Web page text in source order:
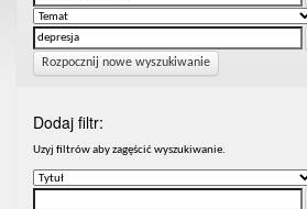
Rozpocznij nowe wyszukiwanie
Dodaj filtr:
Uzyj filtrów aby zagęścić wyszukiwanie.